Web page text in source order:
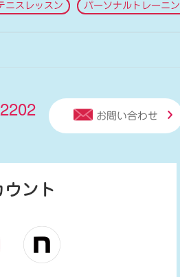
ニスレッスン パーソナルトレーニ
お問い合わせ
ント